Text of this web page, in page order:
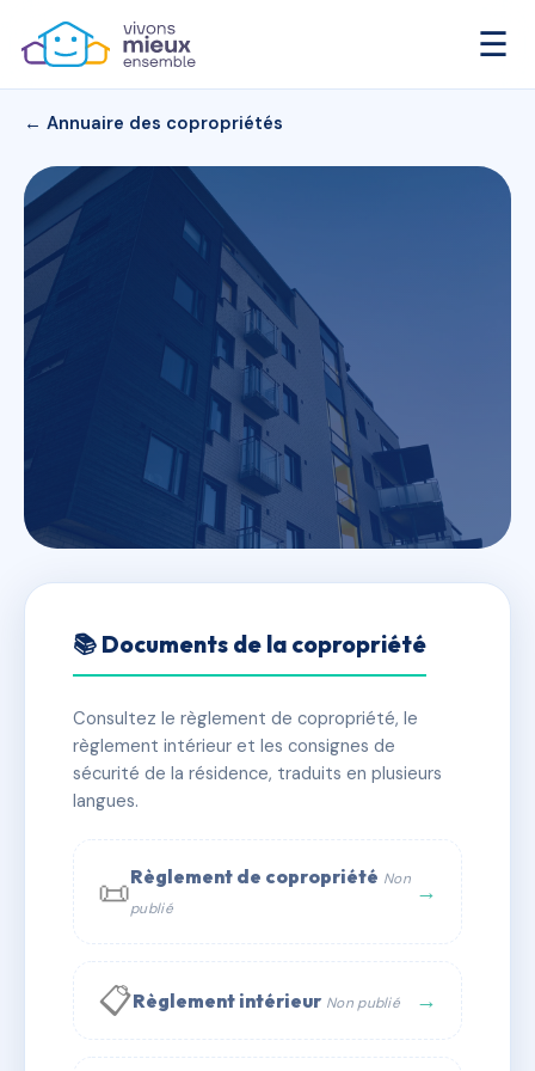
☰
← Annuaire des copropriétés
162 Bis rue Jean Jaurès
✓ Immatriculée 🏠 5 lots 🏗 2 bâtiment(s)
📞 Contacter Syndic Digital
📚 Documents de la copropriété
Consultez le règlement de copropriété, le
règlement intérieur et les consignes de
sécurité de la résidence, traduits en plusieurs
langues.
📜Règlement de copropriété Non
publié
→
📋Règlement intérieur Non publié →